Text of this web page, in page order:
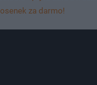
za darmo!